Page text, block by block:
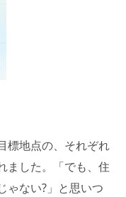
標地点の、それぞれ
ました。「でも、住
ゃない?」と思いつ